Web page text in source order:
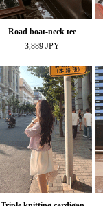
Road boat-neck tee
3,889 JPY